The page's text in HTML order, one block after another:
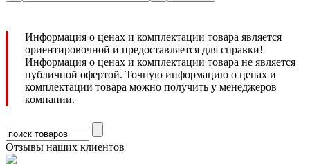
Информация о ценах и комплектации товара является
ориентировочной и предоставляется для справки!
Информация о ценах и комплектации товара не является
публичной офертой. Точную информацию о ценах и
комплектации товара можно получить у менеджеров
компании.
Отзывы наших клиентов